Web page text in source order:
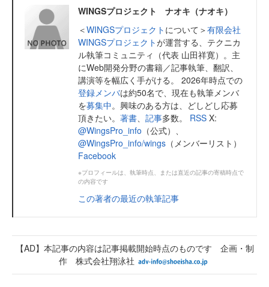
WINGSプロジェクト ナオキ（ナオキ）
＜WINGSプロジェクト について＞有限会社
WINGSプロジェクトが運営する、テクニカ
ル執筆コミュニティ（代表 山田祥寛）。主
にWeb開発分野の書籍／記事執筆、翻訳、
講演等を幅広く手がける。 2026年時点での
登録メンバは約50名で、現在も執筆メンバ
を募集中。興味のある方は、どしどし応募
頂きたい。 著書 記事多数。 RSS X:
@WingsPro_info （公式）、
@WingsPro_info/wings （メンバーリスト）
Facebook
※プロフィールは、執筆時点、または直近の記事の寄稿時点で
の内容です
この著者の最近の執筆記事
【AD】本記事の内容は記事掲載開始時点のものです 企画・制
作 株式会社翔泳社